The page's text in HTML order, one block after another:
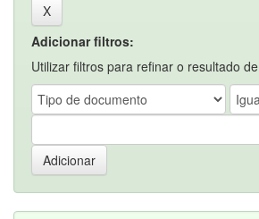
Adicionar filtros:
Utilizar filtros para refinar o resultado